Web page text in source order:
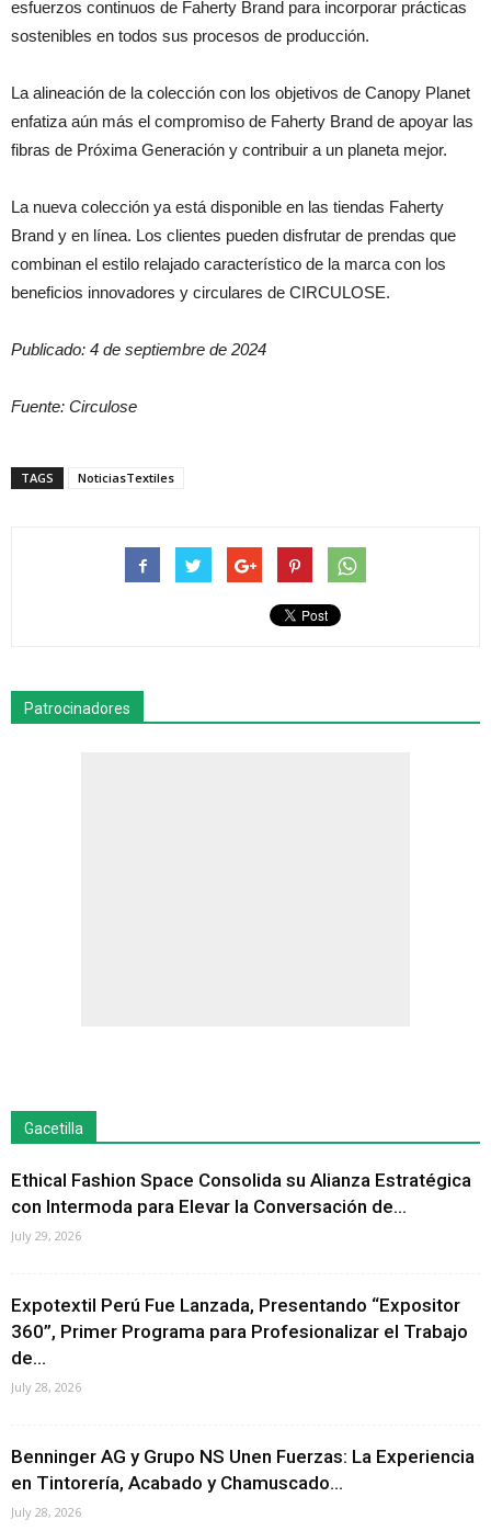
esfuerzos continuos de Faherty Brand para incorporar prácticas
sostenibles en todos sus procesos de producción.
La alineación de la colección con los objetivos de Canopy Planet
enfatiza aún más el compromiso de Faherty Brand de apoyar las
fibras de Próxima Generación y contribuir a un planeta mejor.
La nueva colección ya está disponible en las tiendas Faherty
Brand y en línea. Los clientes pueden disfrutar de prendas que
combinan el estilo relajado característico de la marca con los
beneficios innovadores y circulares de CIRCULOSE.
Publicado: 4 de septiembre de 2024
Fuente: Circulose
TAGS NoticiasTextiles
Patrocinadores
Gacetilla
Ethical Fashion Space Consolida su Alianza Estratégica
con Intermoda para Elevar la Conversación de...
July 29, 2026
Expotextil Perú Fue Lanzada, Presentando “Expositor
360”, Primer Programa para Profesionalizar el Trabajo
de...
July 28, 2026
Benninger AG y Grupo NS Unen Fuerzas: La Experiencia
en Tintorería, Acabado y Chamuscado...
July 28, 2026